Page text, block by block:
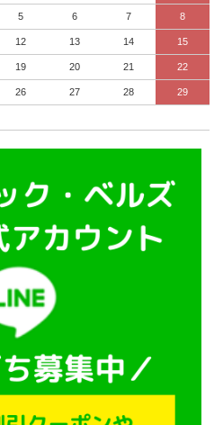
5 6 7 8
12 13 14 15
19 20 21 22
26 27 28 29